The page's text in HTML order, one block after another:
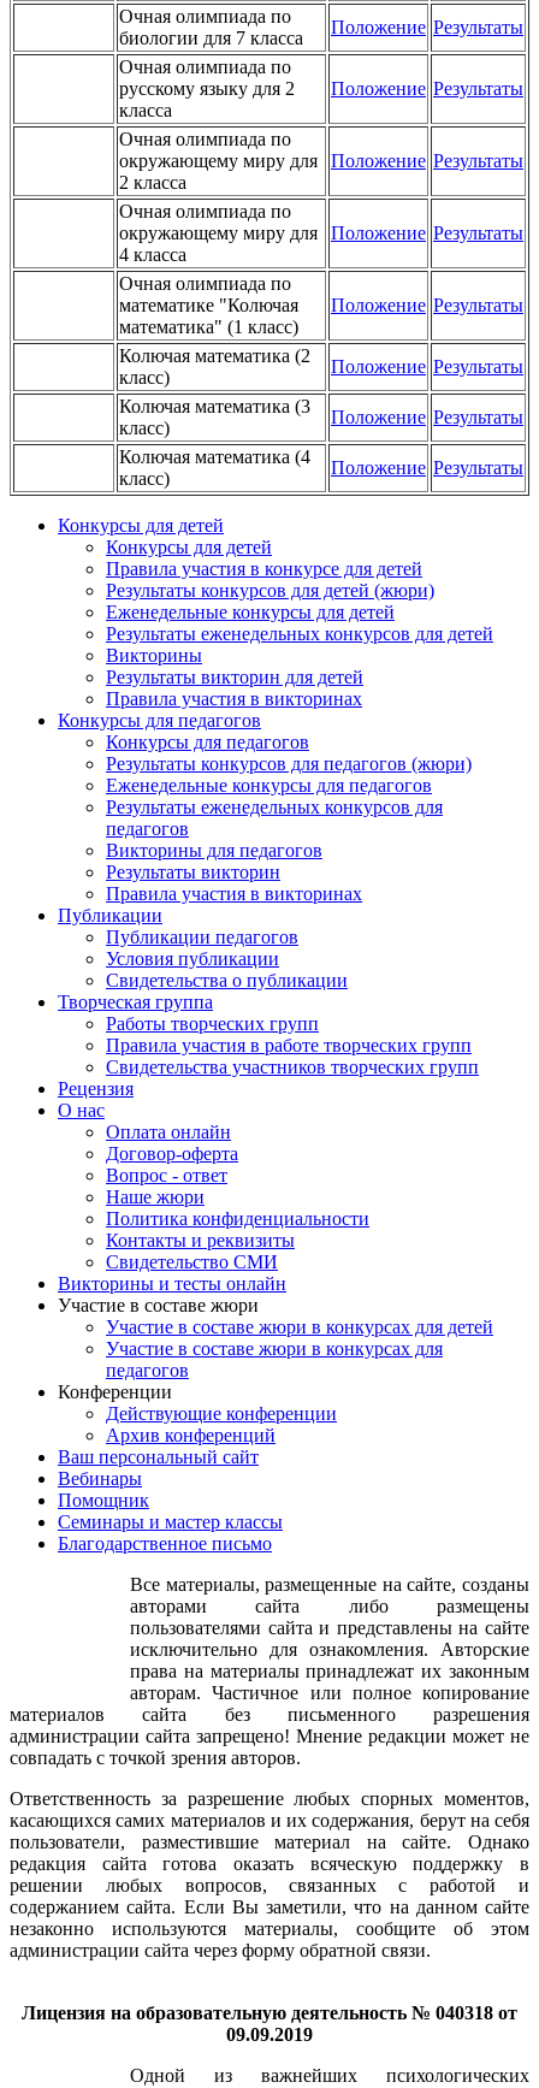
Очная олимпиада по
биологии для 7 класса
Положение Результаты
Очная олимпиада по
русскому языку для 2
класса
Положение Результаты
Очная олимпиада по
окружающему миру для
2 класса
Положение Результаты
Очная олимпиада по
окружающему миру для
4 класса
Положение Результаты
Очная олимпиада по
математике "Колючая
математика" (1 класс)
Положение Результаты
Колючая математика (2
класс)
Положение Результаты
Колючая математика (3
класс)
Положение Результаты
Колючая математика (4
класс)
Положение Результаты
Конкурсы для детей
Конкурсы для детей
Правила участия в конкурсе для детей
Результаты конкурсов для детей (жюри)
Еженедельные конкурсы для детей
Результаты еженедельных конкурсов для детей
Викторины
Результаты викторин для детей
Правила участия в викторинах
Конкурсы для педагогов
Конкурсы для педагогов
Результаты конкурсов для педагогов (жюри)
Еженедельные конкурсы для педагогов
Результаты еженедельных конкурсов для
педагогов
Викторины для педагогов
Результаты викторин
Правила участия в викторинах
Публикации
Публикации педагогов
Условия публикации
Свидетельства о публикации
Творческая группа
Работы творческих групп
Правила участия в работе творческих групп
Свидетельства участников творческих групп
Рецензия
О нас
Оплата онлайн
Договор-оферта
Вопрос - ответ
Наше жюри
Политика конфиденциальности
Контакты и реквизиты
Свидетельство СМИ
Викторины и тесты онлайн
Участие в составе жюри
Участие в составе жюри в конкурсах для детей
Участие в составе жюри в конкурсах для
педагогов
Конференции
Действующие конференции
Архив конференций
Ваш персональный сайт
Вебинары
Помощник
Семинары и мастер классы
Благодарственное письмо
Все материалы, размещенные на сайте, созданы
авторами сайта либо размещены
пользователями сайта и представлены на сайте
исключительно для ознакомления. Авторские
права на материалы принадлежат их законным
авторам. Частичное или полное копирование
материалов сайта без письменного разрешения
администрации сайта запрещено! Мнение редакции может не
совпадать с точкой зрения авторов.
Ответственность за разрешение любых спорных моментов,
касающихся самих материалов и их содержания, берут на себя
пользователи, разместившие материал на сайте. Однако
редакция сайта готова оказать всяческую поддержку в
решении любых вопросов, связанных с работой и
содержанием сайта. Если Вы заметили, что на данном сайте
незаконно используются материалы, сообщите об этом
администрации сайта через форму обратной связи.
Лицензия на образовательную деятельность № 040318 от
09.09.2019
Одной из важнейших психологических